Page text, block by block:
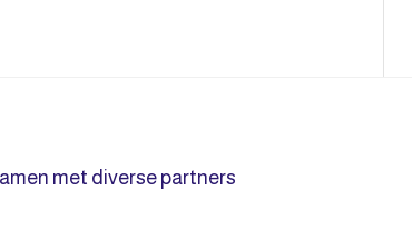
met diverse partners